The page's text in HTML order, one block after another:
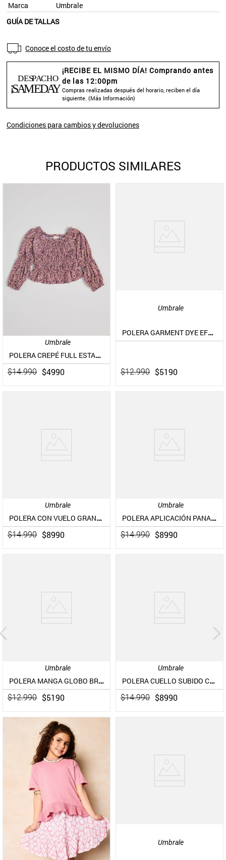
Marca
Umbrale
GUÍA DE TALLAS
Conoce el costo de tu envío
¡RECIBE EL MISMO DÍA! Comprando antes
de las 12:00pm
Compras realizadas después del horario, reciben el día
siguiente. (Más Información)
Condiciones para cambios y devoluciones
PRODUCTOS SIMILARES
Umbrale
POLERA CREPÉ FULL ESTAMPADO APLICACIÓN ELÁSTICOS
$14.990 $4990
Umbrale
POLERA GARMENT DYE EFECTO LAVADO
$12.990 $5190
Umbrale
POLERA CON VUELO GRANDE FULL ESTAMPADA
$14.990 $8990
Umbrale
POLERA APLICACIÓN PANAL FULL ESTAMPADA TELA TEXTURA
$14.990 $8990
Umbrale
POLERA MANGA GLOBO BRODERIE
$12.990 $5190
Umbrale
POLERA CUELLO SUBIDO CON BORDADO EN LAS MANGAS
$14.990 $8990
Umbrale